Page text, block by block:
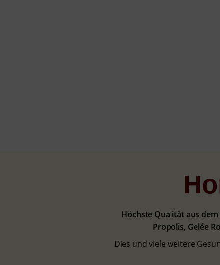
Höchste Qualität aus
Propolis, Gelée
Dies und viele weitere